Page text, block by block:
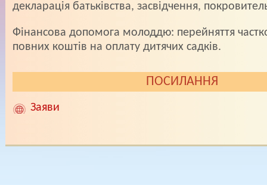
декларацiя батькiвства, засвiдчення,
Фiнансова допомога молоддю: перейняття
повних коштiв на оплату дитячих садкiв.
ПОСИЛАННЯ
Заяви